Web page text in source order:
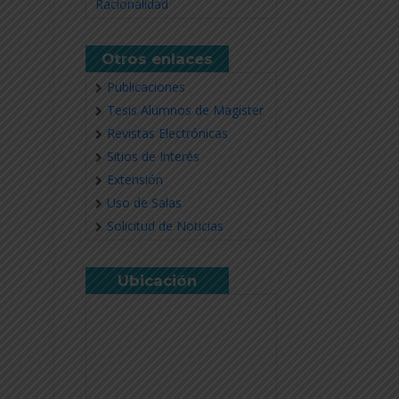
Racionalidad
Otros enlaces
Publicaciones
Tesis Alumnos de Magíster
Revistas Electrónicas
Sitios de Interés
Extensión
Uso de Salas
Solicitud de Noticias
Ubicación